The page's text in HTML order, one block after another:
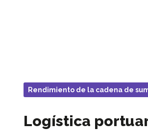
Rendimiento de la cadena de
Logística